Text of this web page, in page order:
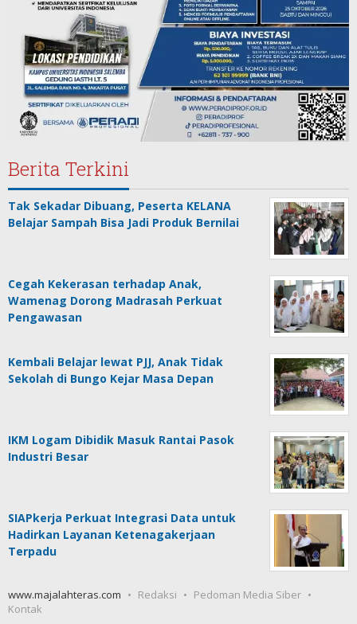
Berita Terkini
Tak Sekadar Dibuang, Peserta KELANA
Belajar Sampah Bisa Jadi Produk Bernilai
Cegah Kekerasan terhadap Anak,
Wamenag Dorong Madrasah Perkuat
Pengawasan
Kembali Belajar lewat PJJ, Anak Tidak
Sekolah di Bungo Kejar Masa Depan
IKM Logam Dibidik Masuk Rantai Pasok
Industri Besar
SIAPkerja Perkuat Integrasi Data untuk
Hadirkan Layanan Ketenagakerjaan
Terpadu
www.majalahteras.com Redaksi
Pedoman Media Siber
Kontak